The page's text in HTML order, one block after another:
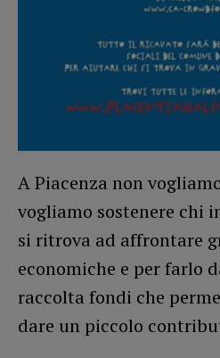
A Piacenza non
vogliamo sostenere chi
si ritrova ad affrontare
economiche e per farlo
raccolta fondi che
dare un piccolo